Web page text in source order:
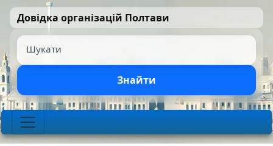
Перейти до основного вмісту
Довідка організацій Полтави
Шукати
Знайти